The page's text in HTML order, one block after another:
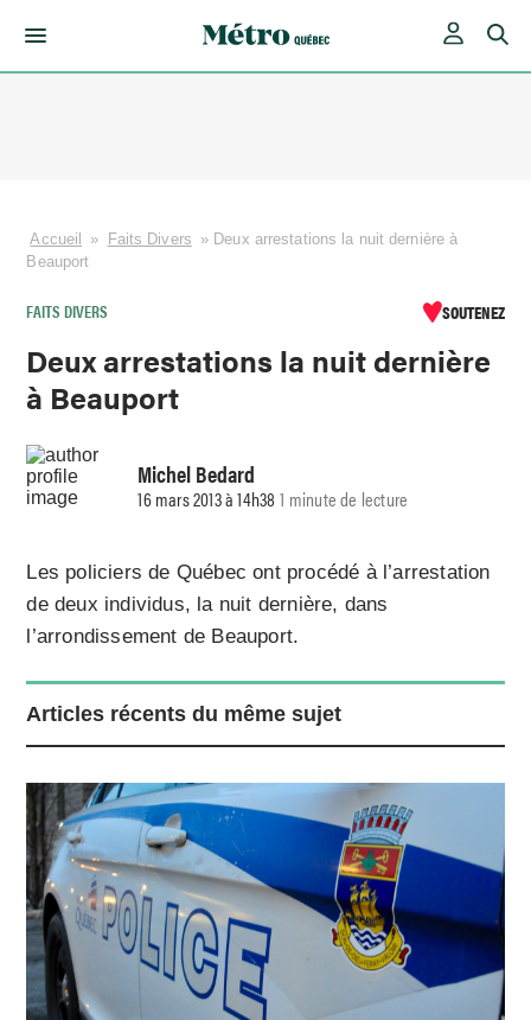
Accueil » Faits Divers » Deux arrestations la nuit dernière à
Beauport
FAITS DIVERS SOUTENEZ
Deux arrestations la nuit dernière
à Beauport
Michel Bedard
16 mars 2013 à 14h38 1 minute de lecture
Les policiers de Québec ont procédé à l’arrestation
de deux individus, la nuit dernière, dans
l’arrondissement de Beauport.
Articles récents du même sujet